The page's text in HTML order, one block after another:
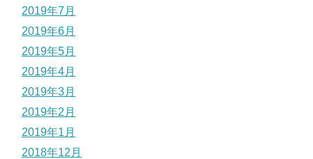
2019年7月
2019年6月
2019年5月
2019年4月
2019年3月
2019年2月
2019年1月
2018年12月